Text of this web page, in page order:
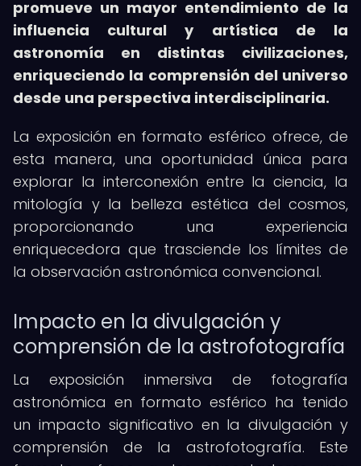
promueve un mayor entendimiento de la
influencia cultural y artística de la
astronomía en distintas civilizaciones,
enriqueciendo la comprensión del universo
desde una perspectiva interdisciplinaria.
La exposición en formato esférico ofrece, de
esta manera, una oportunidad única para
explorar la interconexión entre la ciencia, la
mitología y la belleza estética del cosmos,
proporcionando una experiencia
enriquecedora que trasciende los límites de
la observación astronómica convencional.
Impacto en la divulgación y
comprensión de la astrofotografía
La exposición inmersiva de fotografía
astronómica en formato esférico ha tenido
un impacto significativo en la divulgación y
comprensión de la astrofotografía. Este